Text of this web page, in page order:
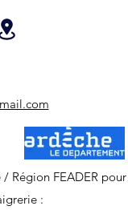
Région FEADER
: